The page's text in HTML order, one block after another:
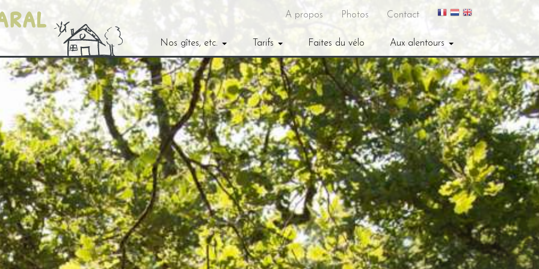
A propos Photos Contact
Nos gîtes, etc. Tarifs Faites du vélo Aux alentours